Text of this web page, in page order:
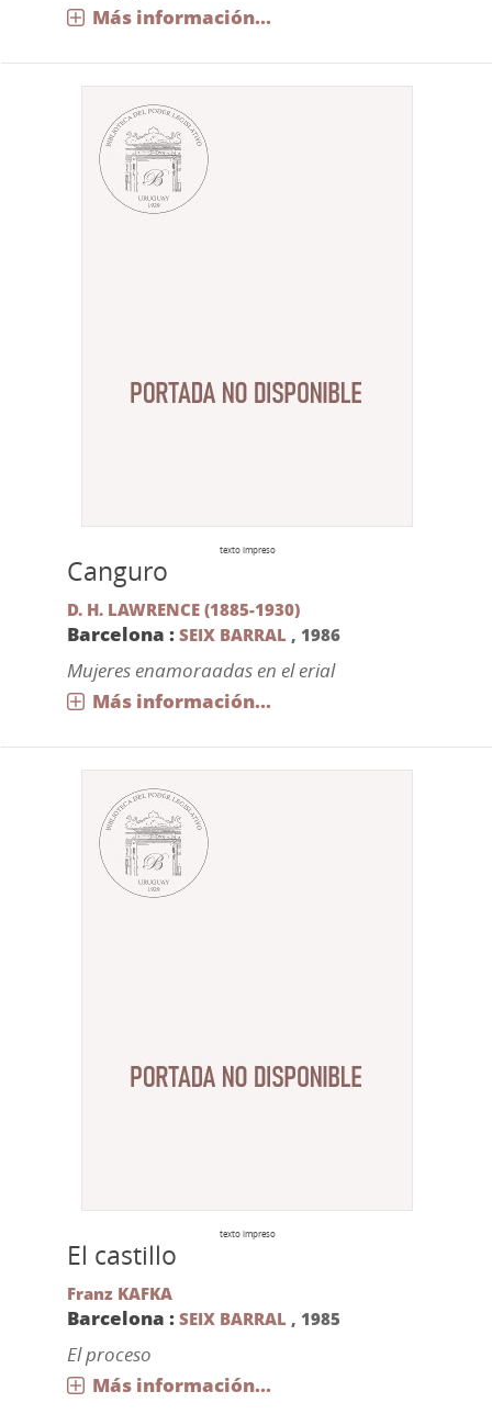
Más información...
texto impreso
Canguro
D. H. LAWRENCE (1885-1930)
Barcelona : SEIX BARRAL , 1986
Mujeres enamoraadas en el erial
Más información...
texto impreso
El castillo
Franz KAFKA
Barcelona : SEIX BARRAL , 1985
El proceso
Más información...